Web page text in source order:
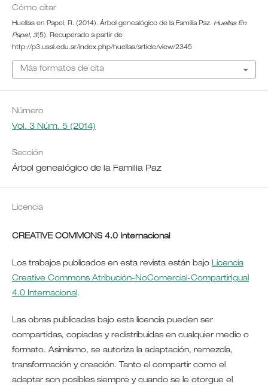
Cómo citar
Huellas en Papel, R. (2014). Árbol genealógico de la Familia Paz. Huellas En
Papel, 3(5). Recuperado a partir de
http://p3.usal.edu.ar/index.php/huellas/article/view/2345
Más formatos de cita
Número
Vol. 3 Núm. 5 (2014)
Sección
Árbol genealógico de la Familia Paz
Licencia
CREATIVE COMMONS 4.0 Internacional
Los trabajos publicados en esta revista están bajo Licencia
Creative Commons Atribución-NoComercial-CompartirIgual
4.0 Internacional.
Las obras publicadas bajo esta licencia pueden ser
compartidas, copiadas y redistribuidas en cualquier medio o
formato. Asimismo, se autoriza la adaptación, remezcla,
transformación y creación. Tanto el compartir como el
adaptar son posibles siempre y cuando se le otorgue el